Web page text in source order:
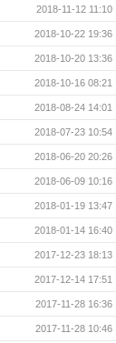
2018-11-12 11:10
2018-10-22 19:36
2018-10-20 13:36
2018-10-16 08:21
2018-08-24 14:01
2018-07-23 10:54
2018-06-20 20:26
2018-06-09 10:16
2018-01-19 13:47
2018-01-14 16:40
2017-12-23 18:13
2017-12-14 17:51
2017-11-28 16:36
2017-11-28 10:46